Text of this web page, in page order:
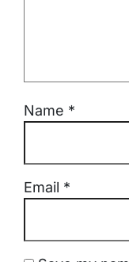
Name *
Email *